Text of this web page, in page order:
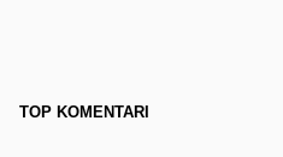
TOP KOMENTARI